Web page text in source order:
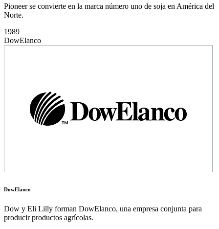
Pioneer se convierte en la marca número uno de soja en América del
Norte.
1989
DowElanco
DowElanco
Dow y Eli Lilly forman DowElanco, una empresa conjunta para
producir productos agrícolas.